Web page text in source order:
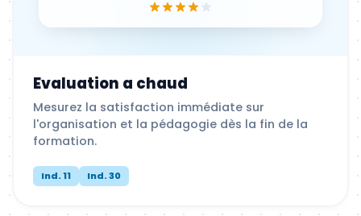
Evaluation a chaud
Mesurez la satisfaction immédiate sur
l'organisation et la pédagogie dès la fin de la
formation.
Ind. 11 Ind. 30